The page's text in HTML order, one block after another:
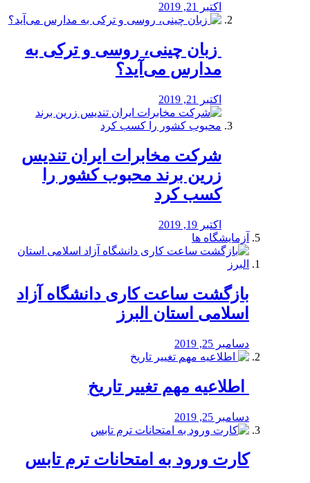
اکتبر 21, 2019
️ زبان چینی، روسی و ترکی به
مدارس می‌آید؟
اکتبر 21, 2019
شرکت مخابرات ایران تندیس
زرین برند محبوب کشور را
کسب کرد
اکتبر 19, 2019
آزمایشگاه ها
بازگشت ساعت کاری دانشگاه آزاد
اسلامی استان البرز
دسامبر 25, 2019
️ اطلاعیه مهم تغییر تاریخ
دسامبر 25, 2019
کارت ورود به امتحانات ترم تابس